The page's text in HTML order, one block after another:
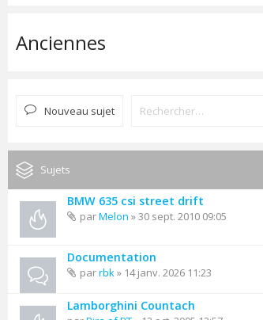
Anciennes
Nouveau sujet
Sujets
BMW 635 csi street drift
parMelon » 30 sept. 2010 09:05
Documentation
parrbk» 14 janv. 2026 11:23
Lamborghini Countach